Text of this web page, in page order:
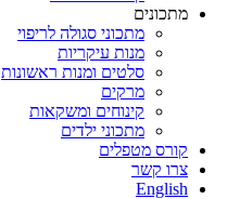
מתכונים
מתכוני סגולה לריפוי
מנות עיקריות
סלטים ומנות ראשונות
מרקים
קינוחים ומשקאות
מתכוני ילדים
קורס מטפלים
צרו קשר
English